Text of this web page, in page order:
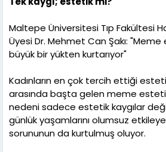
Maltepe Üniversitesi Tıp Fakültesi
Üyesi Dr. Mehmet Can Şakı: "Meme
büyük bir yükten kurtarıyor"
Kadınların en çok tercih ettiği
arasında başta gelen meme
nedeni sadece estetik kaygılar
günlük yaşamlarını olumsuz
sorununun da kurtulmuş oluyor.